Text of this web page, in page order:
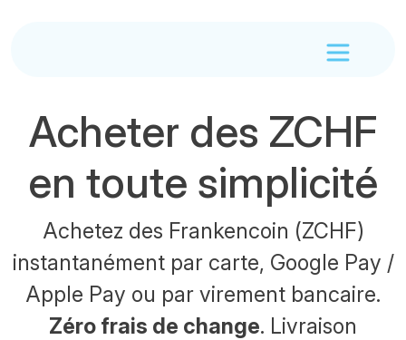
Acheter des ZCHF
en toute simplicité
Achetez des Frankencoin (ZCHF)
instantanément par carte, Google Pay /
Apple Pay ou par virement bancaire.
Zéro frais de change. Livraison